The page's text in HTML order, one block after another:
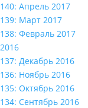
140: Апрель 2017
139: Март 2017
138: Февраль 2017
2016
137: Декабрь 2016
136: Ноябрь 2016
135: Октябрь 2016
134: Сентябрь 2016